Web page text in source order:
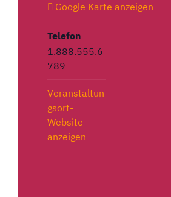
Google Karte anzeigen
Telefon
1.888.555.6
789
Veranstaltun
gsort-
Website
anzeigen